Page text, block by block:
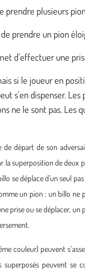
prendre plusieurs
prendre un pion
d'effectuer une
si le joueur en
s'en dispenser.
ne le sont pas. Les
départ de son
la superposition de deux
se déplace d'un seul
un pion : un billo ne
prise ou se déplacer,
couleur) peuvent
peuvent se